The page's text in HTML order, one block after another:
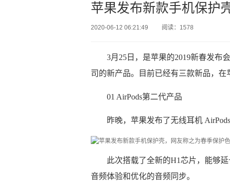
苹果发布新款手机保护
2020-06-12 06:21:49 阅读：1578
3月25日，是苹果的2019新春发布
司的新产品。目前已经有三款新品，在
01 AirPods第二代产品
昨晚，苹果发布了无线耳机
此次搭载了全新的H1芯片，能够
音频体验和优化的音频同步。